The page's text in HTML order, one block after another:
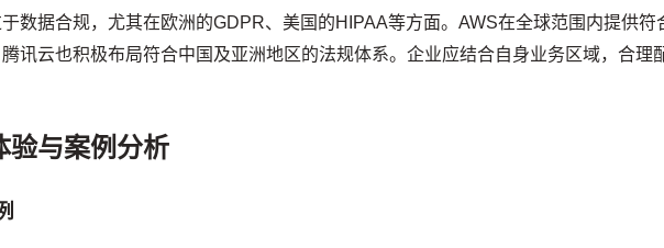
数据合规，尤其在欧洲的GDPR、美国的HIPAA等方面。AWS在全球范围内提供符
讯云也积极布局符合中国及亚洲地区的法规体系。企业应结合自身业务区域，合理
验与案例分析